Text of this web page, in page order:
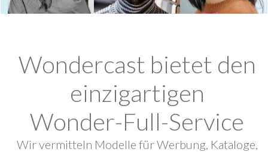
Wondercast bietet den
einzigartigen
Wonder-Full-Service
Wir vermitteln Modelle für Werbung, Kataloge,